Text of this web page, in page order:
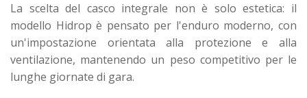
La scelta del casco integrale non è solo estetica: il
modello Hidrop è pensato per l'enduro moderno, con
un'impostazione orientata alla protezione e alla
ventilazione, mantenendo un peso competitivo per le
lunghe giornate di gara.